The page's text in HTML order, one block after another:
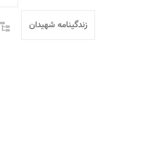
زندگینامه شهیدان